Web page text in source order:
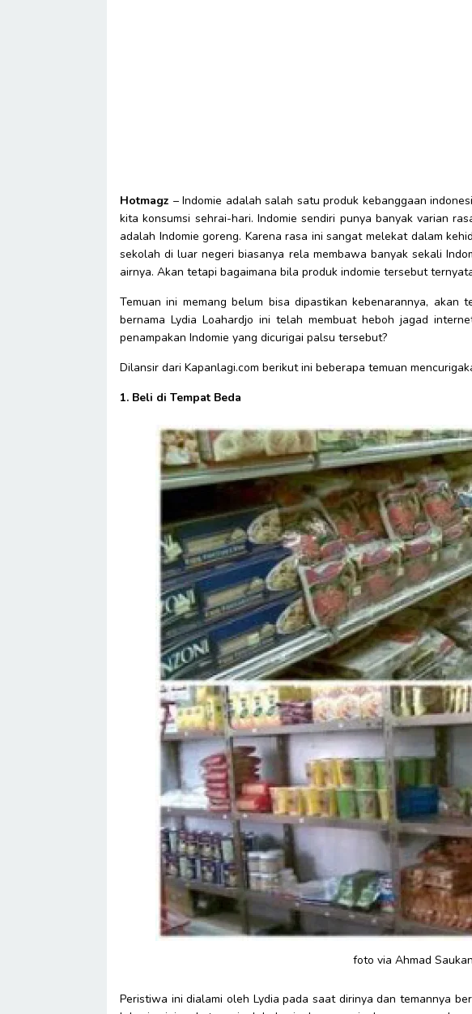
Hotmagz – Indomie adalah salah satu produk kebanggaan
kita konsumsi sehrai-hari. Indomie sendiri punya banyak varian
adalah Indomie goreng. Karena rasa ini sangat melekat dalam
sekolah di luar negeri biasanya rela membawa banyak sekali
airnya. Akan tetapi bagaimana bila produk indomie tersebut
Temuan ini memang belum bisa dipastikan kebenarannya, akan
bernama Lydia Loahardjo ini telah membuat heboh jagad
penampakan Indomie yang dicurigai palsu tersebut?
Dilansir dari Kapanlagi.com berikut ini beberapa temuan
1. Beli di Tempat Beda
foto via Ahmad
Peristiwa ini dialami oleh Lydia pada saat dirinya dan temannya